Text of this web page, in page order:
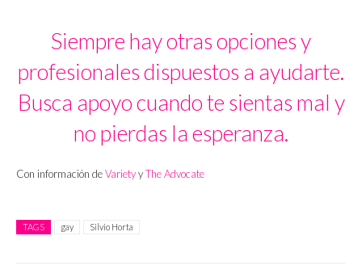
Siempre hay otras opciones y
profesionales dispuestos a ayudarte.
Busca apoyo cuando te sientas mal y
no pierdas la esperanza.
Con información deVarietyyThe Advocate
TAGS gay Silvio Horta